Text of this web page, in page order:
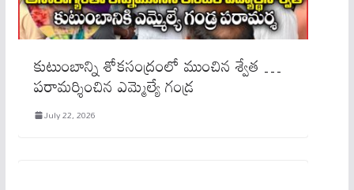
కుటుంబాన్ని శోకసంద్రంలో ముంచిన శ్వేత …
పరామర్శించిన ఎమ్మెల్యే గండ్ర
July 22, 2026